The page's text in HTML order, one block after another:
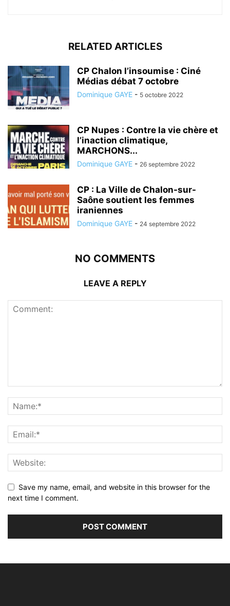
RELATED ARTICLES
CP Chalon l’insoumise : Ciné
Médias débat 7 octobre
Dominique GAYE - 5 octobre 2022
CP Nupes : Contre la vie chère et
l’inaction climatique,
MARCHONS...
Dominique GAYE - 26 septembre 2022
CP : La Ville de Chalon-sur-
Saône soutient les femmes
iraniennes
Dominique GAYE - 24 septembre 2022
NO COMMENTS
LEAVE A REPLY
Save my name, email, and website in this browser for the
next time I comment.